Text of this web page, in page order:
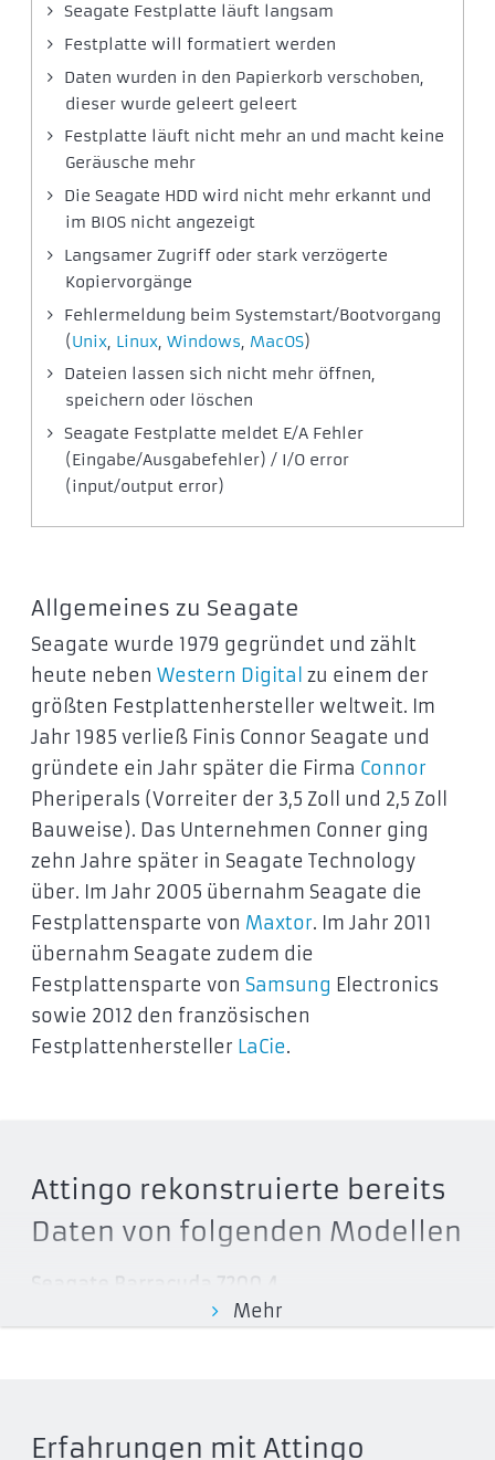
Seagate Festplatte läuft langsam
Festplatte will formatiert werden
Daten wurden in den Papierkorb verschoben,
dieser wurde geleert geleert
Festplatte läuft nicht mehr an und macht keine
Geräusche mehr
Die Seagate HDD wird nicht mehr erkannt und
im BIOS nicht angezeigt
Langsamer Zugriff oder stark verzögerte
Kopiervorgänge
Fehlermeldung beim Systemstart/Bootvorgang
(Unix, Linux, Windows, MacOS)
Dateien lassen sich nicht mehr öffnen,
speichern oder löschen
Seagate Festplatte meldet E/A Fehler
(Eingabe/Ausgabefehler) / I/O error
(input/output error)
Allgemeines zu Seagate
Seagate wurde 1979 gegründet und zählt
heute neben Western Digital zu einem der
größten Festplattenhersteller weltweit. Im
Jahr 1985 verließ Finis Connor Seagate und
gründete ein Jahr später die Firma Connor
Pheriperals (Vorreiter der 3,5 Zoll und 2,5 Zoll
Bauweise). Das Unternehmen Conner ging
zehn Jahre später in Seagate Technology
über. Im Jahr 2005 übernahm Seagate die
Festplattensparte von Maxtor. Im Jahr 2011
übernahm Seagate zudem die
Festplattensparte von Samsung Electronics
sowie 2012 den französischen
Festplattenhersteller LaCie.
Attingo rekonstruierte bereits
Daten von folgenden Modellen
Seagate Barracuda 7200.4
Mehr
Erfahrungen mit Attingo